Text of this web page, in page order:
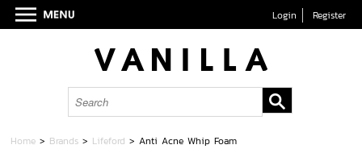
Login Register
Home > Brands > Lifeford >Anti Acne Whip Foam